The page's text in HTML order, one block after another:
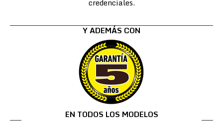
credenciales.
Y ADEMÁS CON
EN TODOS LOS MODELOS